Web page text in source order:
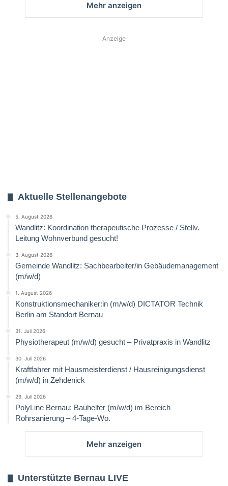
Mehr anzeigen
Anzeige
Aktuelle Stellenangebote
5. August 2026
Wandlitz: Koordination therapeutische Prozesse / Stellv.
Leitung Wohnverbund gesucht!
3. August 2026
Gemeinde Wandlitz: Sachbearbeiter/in Gebäudemanagement
(m/w/d)
1. August 2026
Konstruktionsmechaniker:in (m/w/d) DICTATOR Technik
Berlin am Standort Bernau
31. Juli 2026
Physiotherapeut (m/w/d) gesucht – Privatpraxis in Wandlitz
30. Juli 2026
Kraftfahrer mit Hausmeisterdienst / Hausreinigungsdienst
(m/w/d) in Zehdenick
29. Juli 2026
PolyLine Bernau: Bauhelfer (m/w/d) im Bereich
Rohrsanierung – 4-Tage-Wo.
Mehr anzeigen
Unterstützte Bernau LIVE